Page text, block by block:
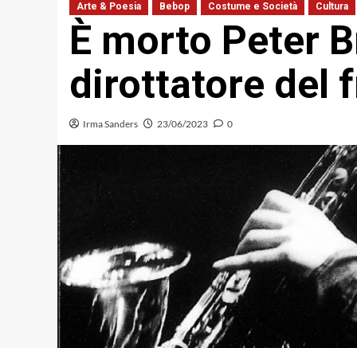
Arte & Poesia Bebop Costume e Società Cultura
È morto Peter
dirottatore del
Irma Sanders 23/06/2023 0